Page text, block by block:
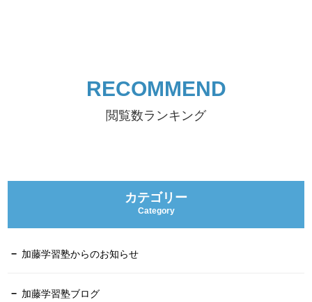
RECOMMEND
閲覧数ランキング
カテゴリー
Category
加藤学習塾からのお知らせ
加藤学習塾ブログ